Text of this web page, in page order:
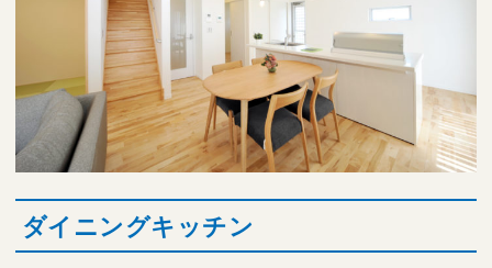
ダイニングキッチン